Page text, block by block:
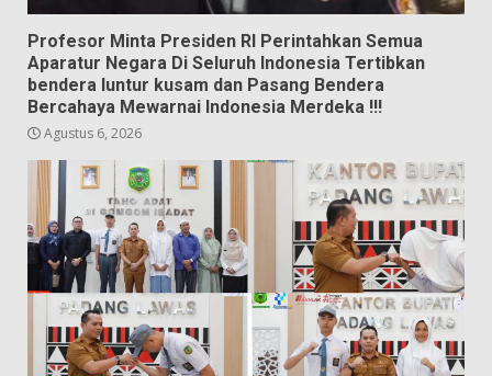
Profesor Minta Presiden RI Perintahkan Semua
Aparatur Negara Di Seluruh Indonesia Tertibkan
bendera luntur kusam dan Pasang Bendera
Bercahaya Mewarnai Indonesia Merdeka !!!
Agustus 6, 2026